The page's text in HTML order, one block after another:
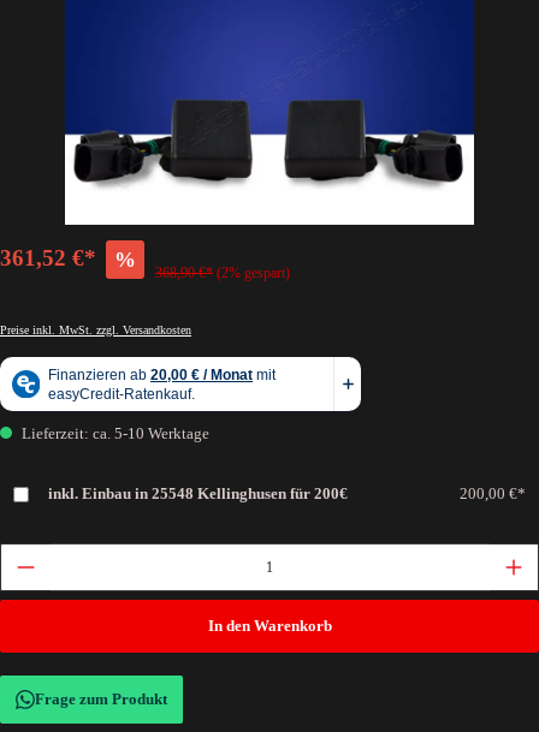
361,52 €* %
368,90 €* (2% gespart)
Preise inkl. MwSt. zzgl. Versandkosten
Lieferzeit: ca. 5-10 Werktage
inkl. Einbau in 25548 Kellinghusen für 200€ 200,00 €*
In den Warenkorb
Frage zum Produkt